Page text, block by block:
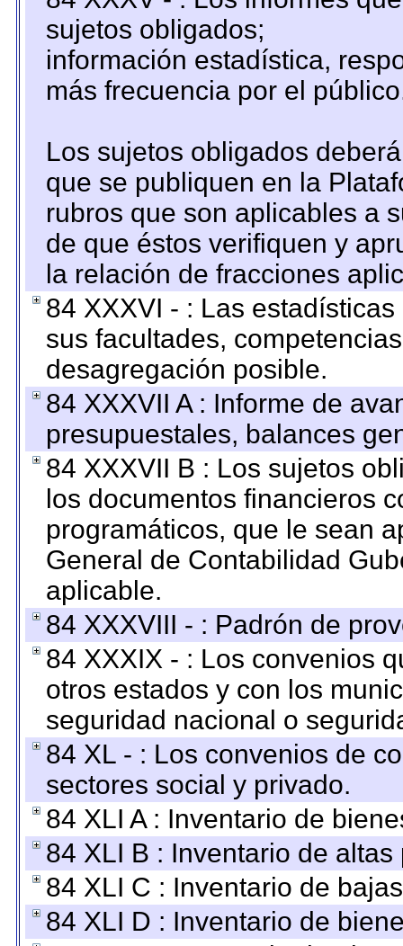
sujetos obligados;
información estadística,
más frecuencia por el
Los sujetos obligados
que se publiquen en la
rubros que son aplicables a
de que éstos verifiquen y
la relación de fracciones
84 XXXVI - : Las
sus facultades,
desagregación posible.
84 XXXVII A : Informe de
presupuestales, balances
84 XXXVII B : Los sujetos
los documentos financieros
programáticos, que le sean
General de Contabilidad
aplicable.
84 XXXVIII - : Padrón de
84 XXXIX - : Los convenios
otros estados y con los
seguridad nacional o
84 XL - : Los convenios de
sectores social y privado.
84 XLI A : Inventario de
84 XLI B : Inventario de
84 XLI C : Inventario de
84 XLI D : Inventario de